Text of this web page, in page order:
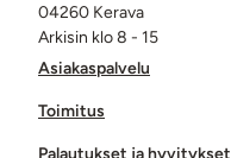
Asiakaspalvelu
Toimitus
04260 Kerava
Arkisin klo 8 - 15